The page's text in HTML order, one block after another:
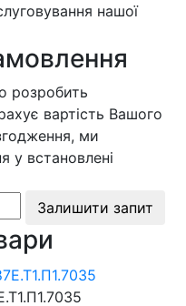
нашої
розробить
вартість Вашого
ми
у встановлені
Залишити запит